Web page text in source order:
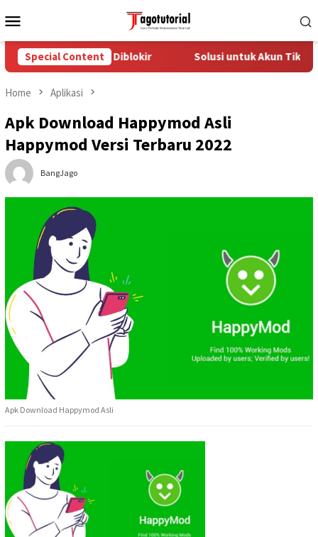
to
Menu
Special Content
TikTok yang Diblokir Solusi untuk Akun TikTok yang
Home Aplikasi
Apk Download Happymod Asli
Happymod Versi Terbaru 2022
BangJago
Apk Download Happymod Asli